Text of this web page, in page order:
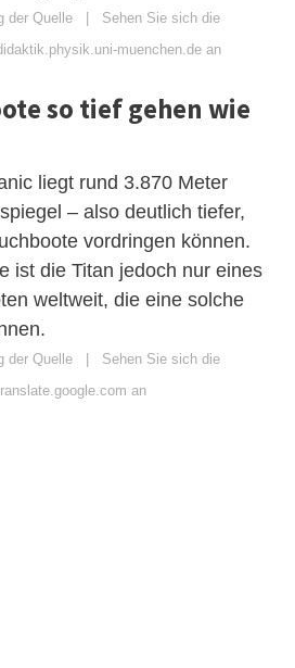
der Quelle | Sehen Sie sich die
muenchen.de an
so tief gehen wie
liegt rund 3.870 Meter
– also deutlich tiefer,
vordringen können.
ist die Titan jedoch nur eines
weltweit, die eine solche
der Quelle | Sehen Sie sich die
an